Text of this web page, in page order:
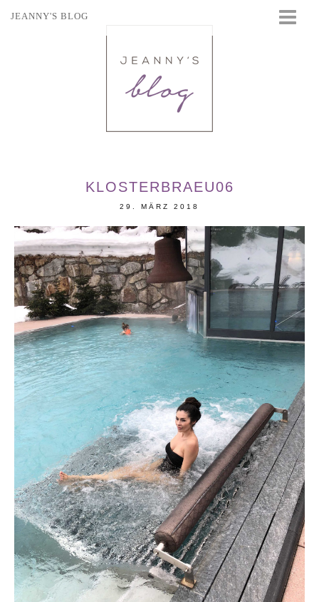
JEANNY'S BLOG
KLOSTERBRAEU06
29. MÄRZ 2018